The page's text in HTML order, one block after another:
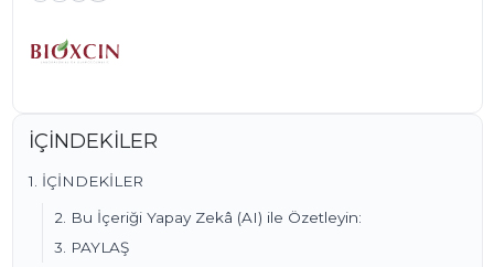
İÇİNDEKİLER
1. İÇİNDEKİLER
2. Bu İçeriği Yapay Zekâ (AI) ile Özetleyin:
3. PAYLAŞ